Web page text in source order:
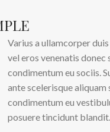
Varius a ullamcorper
vel eros venenatis donec
condimentum eu sociis.
ante scelerisque aliquam
condimentum eu
posuere tincidunt blandit.